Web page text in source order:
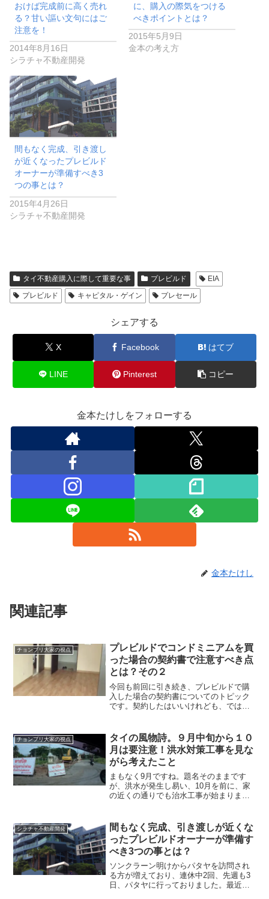
おけば完成前に高く売れ
る？甘い謳い文句にはご
注意を！
2014年8月16日
シラチャ不動産開発
に、購入の際気をつける
べきポイントとは？
2015年5月9日
金本の考え方
間もなく完成、引き渡し
が近くなったプレビルド
オーナーが準備すべき3
つの事とは？
2015年4月26日
シラチャ不動産開発
タイ不動産購入に際して重要な事 プレビルド
EIA
プレビルド
キャピタル・ゲイン プレセール
シェアする
X Facebook はてブ
LINE Pinterest コピー
金本たけしをフォローする
金本たけし
関連記事
チョンブリ大家の視点
プレビルドでコンドミニアムを買
った場合の契約書で注意すべき点
とは？その２
今回も前回に引き続き、プレビルドで購
入した場合の契約書についてのトピック
です。契約したはいいけれども、では実
いったことは一番の心配ごとだと思いま
す。今回は普通一般的にコ...
チョンブリ大家の視点
タイの風物詩。９月中旬から１０
月は要注意！洪水対策工事を見な
がら考えたこと
まもなく9月ですね。題名そのままです
が、洪水が発生し易い、10月を前に、家
の近くの通りでも治水工事が始まりまし
ら、いざ自分に目を向けて見ると、直前
に迫っている課題の...
シラチャ不動産開発
間もなく完成、引き渡しが近くな
ったプレビルドオーナーが準備す
べき3つの事とは？
ソンクラーン明けからパタヤを訪問され
る方が増えており、連休中2回、先週も3
日、パタヤに行っておりました。最近良